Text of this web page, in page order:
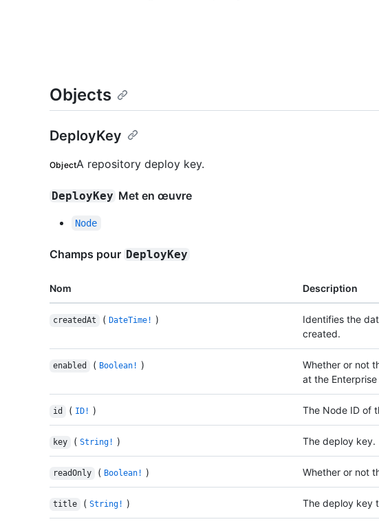
Objects
DeployKey
ObjectA repository deploy key.
DeployKey Met en œuvre
Node
Champs pour DeployKey
Nom Description
createdAt ( DateTime! )
Identifies the
created.
enabled ( Boolean! )
Whether or not
at the
id ( ID! ) The Node ID of
key ( String! ) The deploy key.
readOnly ( Boolean! ) Whether or not
title ( String! ) The deploy key